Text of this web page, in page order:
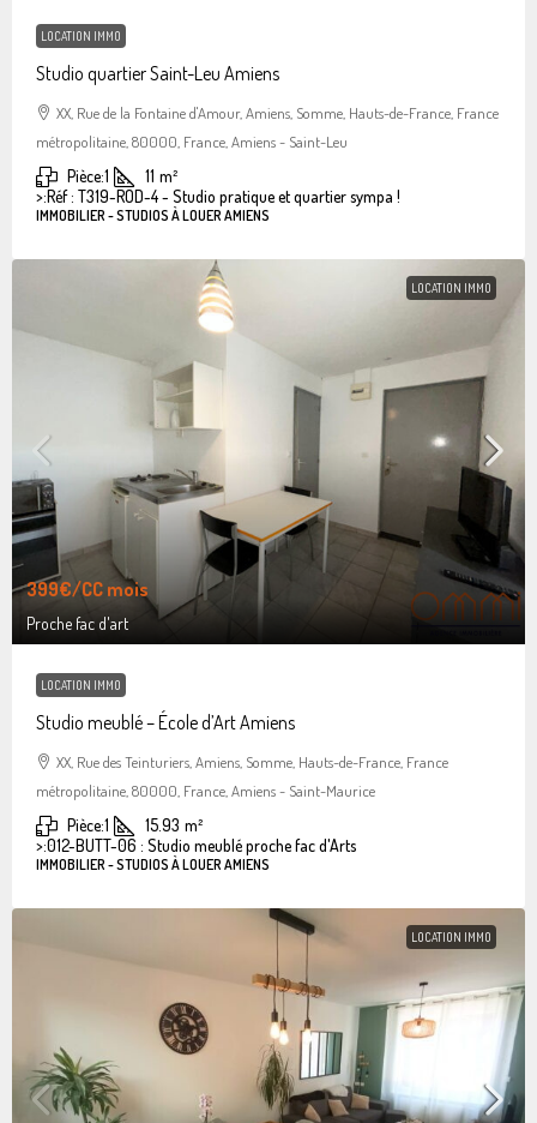
LOCATION IMMO
Studio quartier Saint-Leu Amiens
XX, Rue de la Fontaine d'Amour, Amiens, Somme, Hauts-de-France, France
métropolitaine, 80000, France, Amiens - Saint-Leu
Pièce:1 11 m²
>:Réf : T319-ROD-4 - Studio pratique et quartier sympa !
IMMOBILIER - STUDIOS À LOUER AMIENS
LOCATION IMMO
399€/CC mois
Proche fac d'art
LOCATION IMMO
Studio meublé – École d’Art Amiens
XX, Rue des Teinturiers, Amiens, Somme, Hauts-de-France, France
métropolitaine, 80000, France, Amiens - Saint-Maurice
Pièce:1 15.93 m²
>:012-BUTT-06 : Studio meublé proche fac d'Arts
IMMOBILIER - STUDIOS À LOUER AMIENS
LOCATION IMMO